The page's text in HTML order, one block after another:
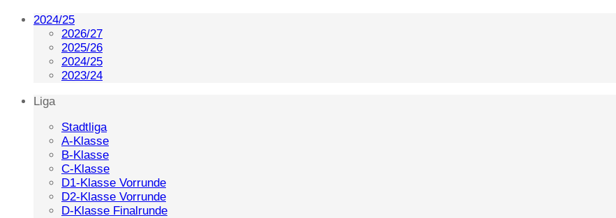
2024/25
2026/27
2025/26
2024/25
2023/24
Liga
Stadtliga
A-Klasse
B-Klasse
C-Klasse
D1-Klasse Vorrunde
D2-Klasse Vorrunde
D-Klasse Finalrunde